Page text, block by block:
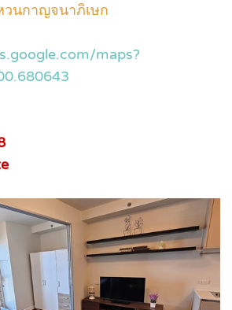
วนกาญจนาภิเษก
maps?